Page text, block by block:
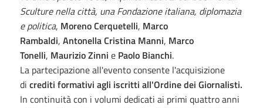
Sculture nella città, una Fondazione italiana, diplomazia
e politica, Moreno Cerquetelli, Marco
Rambaldi, Antonella Cristina Manni, Marco
Tonelli, Maurizio Zinni e Paolo Bianchi.
La partecipazione all'evento consente l'acquisizione
di crediti formativi agli iscritti all'Ordine dei Giornalisti.
In continuità con i volumi dedicati ai primi quattro anni